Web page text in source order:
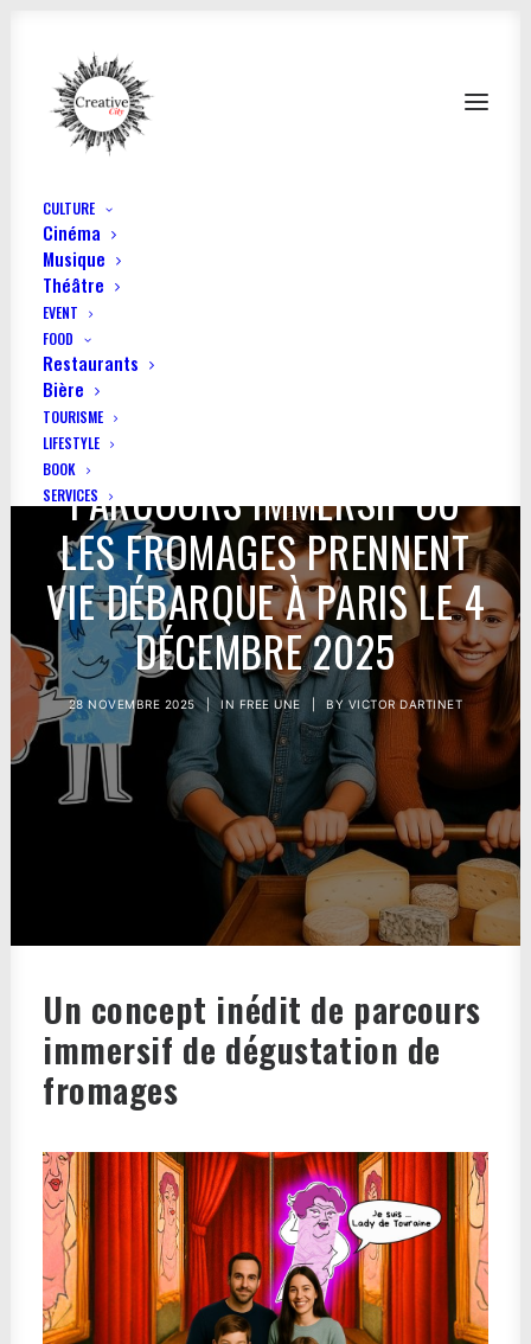
CULTURE
Cinéma
Musique
Théâtre
EVENT
FOOD
Restaurants
Bière
TOURISME
LIFESTYLE
BOOK
SERVICES
LA CHEESE EXPERIENCE LE
PARCOURS IMMERSIF OÙ
LES FROMAGES PRENNENT
VIE DÉBARQUE À PARIS LE 4
DÉCEMBRE 2025
28 NOVEMBRE 2025 | IN FREE UNE BY VICTOR DARTINET
Un concept inédit de parcours
immersif de dégustation de
fromages